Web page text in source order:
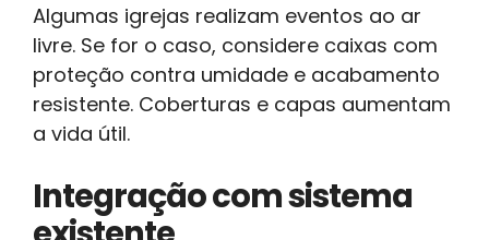
Algumas igrejas realizam eventos ao ar
livre. Se for o caso, considere caixas com
proteção contra umidade e acabamento
resistente. Coberturas e capas aumentam
a vida útil.
Integração com sistema